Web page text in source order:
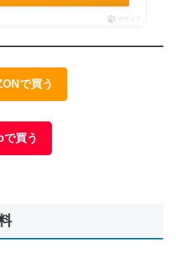
ポチップ
で買う
買う